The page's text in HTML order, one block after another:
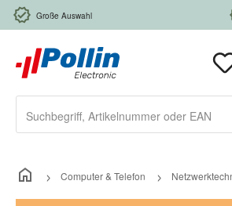
Zum Hauptinhalt springen
Große Auswahl
Computer & Telefon